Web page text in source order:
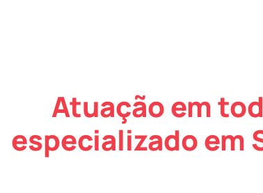
Atuação em
especializado em